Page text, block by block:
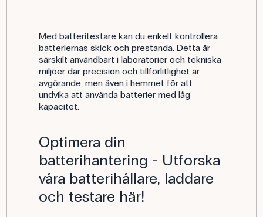
Med batteritestare kan du enkelt kontrollera
batteriernas skick och prestanda. Detta är
särskilt användbart i laboratorier och tekniska
miljöer där precision och tillförlitlighet är
avgörande, men även i hemmet för att
undvika att använda batterier med låg
kapacitet.
Optimera din
batterihantering - Utforska
våra batterihållare, laddare
och testare här!